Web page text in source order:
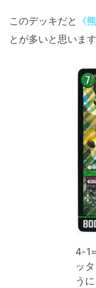
このデッキだと 《
とが多いと思います
4-
ッ
う